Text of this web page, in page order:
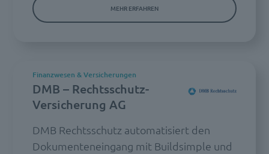
MEHR ERFAHREN
DMB – Rechtsschutz-
Versicherung AG
Finanzwesen & Versicherungen
DMB Rechtsschutz automatisiert den
Dokumenteneingang mit Buildsimple und